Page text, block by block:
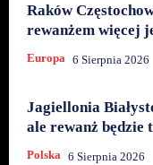
Raków
rewanżem więcej
Europa 6 Sierpnia 2026
Jagiellonia
ale rewanż będzie
Polska 6 Sierpnia 2026